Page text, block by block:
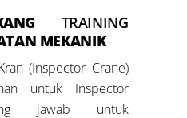
TRAINING
MEKANIK
(Inspector Crane)
untuk Inspector
jawab untuk